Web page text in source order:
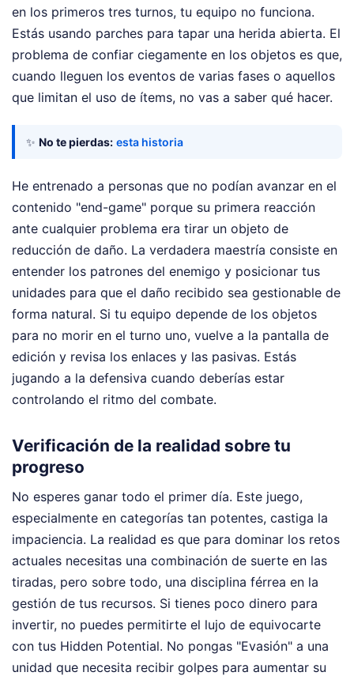
en los primeros tres turnos, tu equipo no funciona.
Estás usando parches para tapar una herida abierta. El
problema de confiar ciegamente en los objetos es que,
cuando lleguen los eventos de varias fases o aquellos
que limitan el uso de ítems, no vas a saber qué hacer.
✨ No te pierdas: esta historia
He entrenado a personas que no podían avanzar en el
contenido "end-game" porque su primera reacción
ante cualquier problema era tirar un objeto de
reducción de daño. La verdadera maestría consiste en
entender los patrones del enemigo y posicionar tus
unidades para que el daño recibido sea gestionable de
forma natural. Si tu equipo depende de los objetos
para no morir en el turno uno, vuelve a la pantalla de
edición y revisa los enlaces y las pasivas. Estás
jugando a la defensiva cuando deberías estar
controlando el ritmo del combate.
Verificación de la realidad sobre tu
progreso
No esperes ganar todo el primer día. Este juego,
especialmente en categorías tan potentes, castiga la
impaciencia. La realidad es que para dominar los retos
actuales necesitas una combinación de suerte en las
tiradas, pero sobre todo, una disciplina férrea en la
gestión de tus recursos. Si tienes poco dinero para
invertir, no puedes permitirte el lujo de equivocarte
con tus Hidden Potential. No pongas "Evasión" a una
unidad que necesita recibir golpes para aumentar su